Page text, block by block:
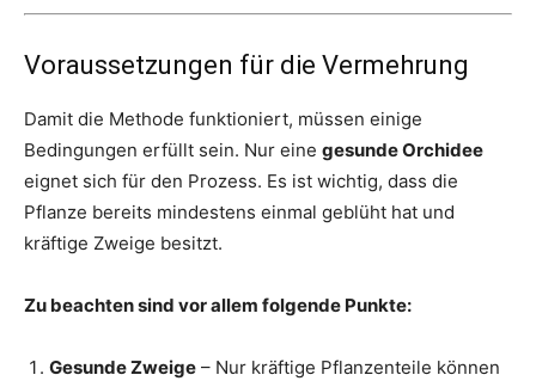
Voraussetzungen für die Vermehrung
Damit die Methode funktioniert, müssen einige
Bedingungen erfüllt sein. Nur eine gesunde Orchidee
eignet sich für den Prozess. Es ist wichtig, dass die
Pflanze bereits mindestens einmal geblüht hat und
kräftige Zweige besitzt.
Zu beachten sind vor allem folgende Punkte:
Gesunde Zweige – Nur kräftige Pflanzenteile können